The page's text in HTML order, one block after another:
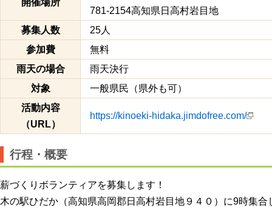
開催場所
781-2154高知県日高村岩目地
募集人数
25人
参加費
無料
雨天の場合
雨天決行
対象
一般県民（県外も可）
活動内容
（URL）
https://kinoeki-hidaka.jimdofree.com/
行程・概要
薪づくりボランティアを募集します！
木の駅ひだか（高知県高岡郡日高村岩目地９４０）に9時集合